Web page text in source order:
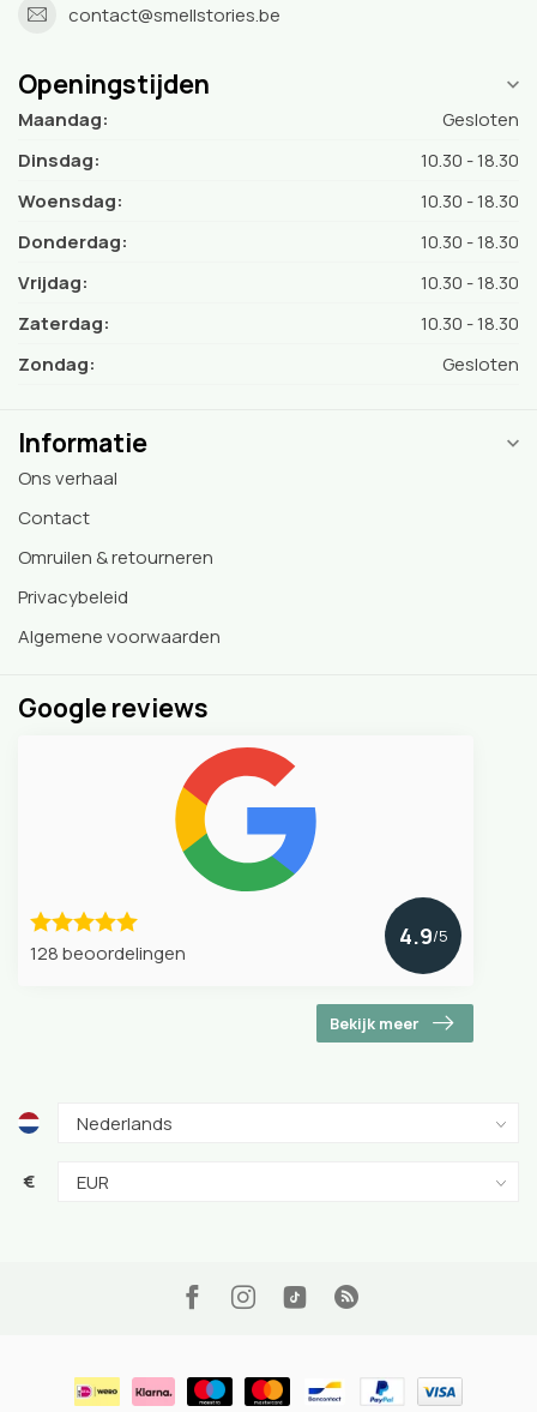
contact@smellstories.be
Openingstijden
Maandag:
Gesloten
Dinsdag:
10.30 - 18.30
Woensdag:
10.30 - 18.30
Donderdag:
10.30 - 18.30
Vrijdag:
10.30 - 18.30
Zaterdag:
10.30 - 18.30
Zondag:
Gesloten
Informatie
Ons verhaal
Contact
Omruilen & retourneren
Privacybeleid
Algemene voorwaarden
Google reviews
128 beoordelingen
4.9/5
Bekijk meer
€